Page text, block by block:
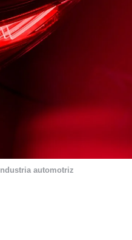
Industria automotriz